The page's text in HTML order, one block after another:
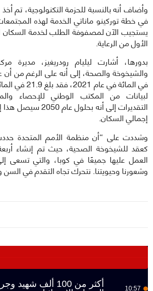
في خطة توركينو ماناتي الخدمة لهذه
يستجيب الآن لمصفوفة الطلب لخدمة
الأول من الرعاية.
بدورها، أشارت ليليام رودريغيز، مديرة
لبيانات من المكتب الوطني للإحصاء
إجمالي السكان.
كعقد للشيخوخة الصحية، حيث تم إنشاء
العمل عليها جميعًا في كوبا، والتي تسعى
وشعورنا وحيويتنا. نتحرك تجاه التقدم في
10:57
أكثر من 100 ألف